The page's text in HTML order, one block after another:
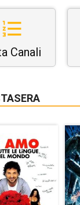
Canali